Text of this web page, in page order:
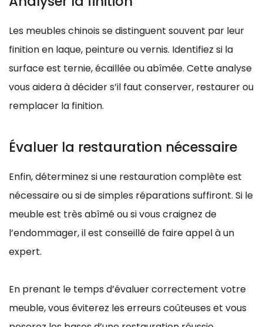
Les meubles chinois se distinguent souvent par leur
finition en laque, peinture ou vernis. Identifiez si la
surface est ternie, écaillée ou abîmée. Cette analyse
vous aidera à décider s’il faut conserver, restaurer ou
remplacer la finition.
Évaluer la restauration nécessaire
Enfin, déterminez si une restauration complète est
nécessaire ou si de simples réparations suffiront. Si le
meuble est très abîmé ou si vous craignez de
l’endommager, il est conseillé de faire appel à un
expert.
En prenant le temps d’évaluer correctement votre
meuble, vous éviterez les erreurs coûteuses et vous